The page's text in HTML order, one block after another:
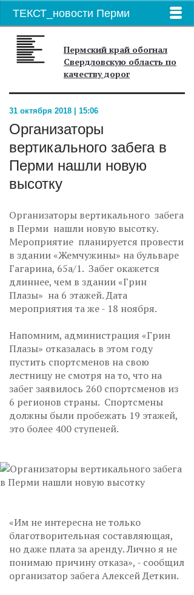
ТЕКСТ_новости Перми
Пермский край обогнал
Свердловскую область по
качеству дорог
31 октября 2018 | 15:06
Организаторы
вертикального забега в
Перми нашли новую
высотку
Организаторы вертикального забега
в Перми нашли новую высотку.
Мероприятие планируется провести
в здании «Жемчужины» на бульваре
Гагарина, 65а/1. Забег окажется
длиннее, чем в здании «Грин
Плазы» на 6 этажей. Дата
мероприятия та же - 18 ноября.
Напомним, администрация «Грин
Плазы» отказалась в этом году
пустить спортсменов на свою
лестницу не смотря на то, что на
забег заявилось 260 спортсменов из
6 регионов страны. Спортсмены
должны были пробежать 19 этажей,
это более 400 ступеней.
«Им не интересна не только
благотворительная составляющая,
но даже плата за аренду. Лично я не
понимаю причину отказа», - сообщил
организатор забега Алексей Деткин.